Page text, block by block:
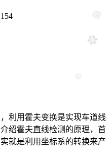
154
利用霍夫变换是实现车道线
绍霍夫直线检测的原理，首
就是利用坐标系的转换来产